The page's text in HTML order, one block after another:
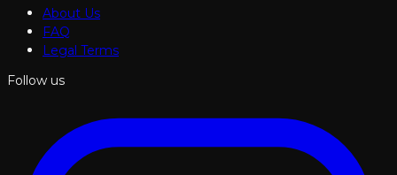
About Us
FAQ
Legal Terms
Follow us